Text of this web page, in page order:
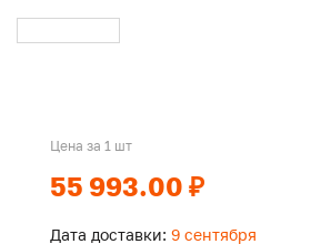
Цена за 1 шт
55 993.00 ₽
Дата доставки: 9 сентября